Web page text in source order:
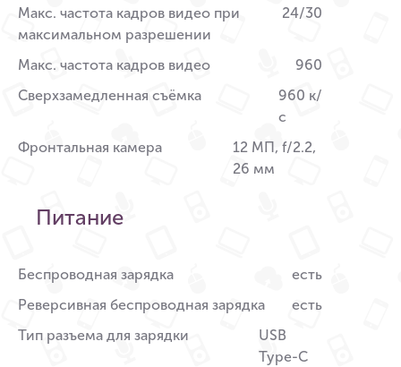
Макс. частота кадров видео при
максимальном разрешении
24/30
Макс. частота кадров видео
960
Сверхзамедленная съёмка
960 к/
с
Фронтальная камера
12 МП, f/2.2,
26 мм
Питание
Беспроводная зарядка
есть
Реверсивная беспроводная зарядка
есть
Тип разъема для зарядки
USB
Type-C